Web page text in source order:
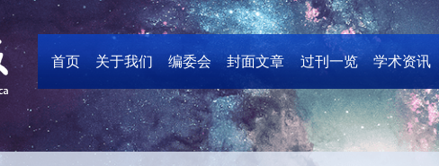
首页 关于我们 编委会 封面文章 过刊一览 学术资讯